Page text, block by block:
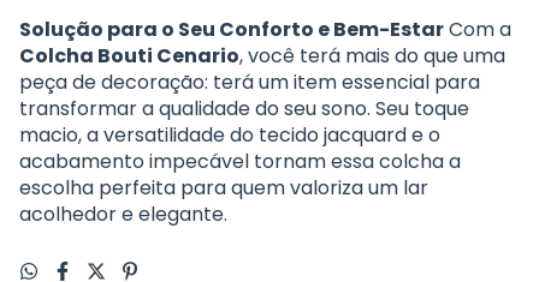
Solução para o Seu Conforto e Bem-EstarCom a
Colcha Bouti Cenario, você terá mais do que uma
peça de decoração: terá um item essencial para
transformar a qualidade do seu sono. Seu toque
macio, a versatilidade do tecido jacquard e o
acabamento impecável tornam essa colcha a
escolha perfeita para quem valoriza um lar
acolhedor e elegante.